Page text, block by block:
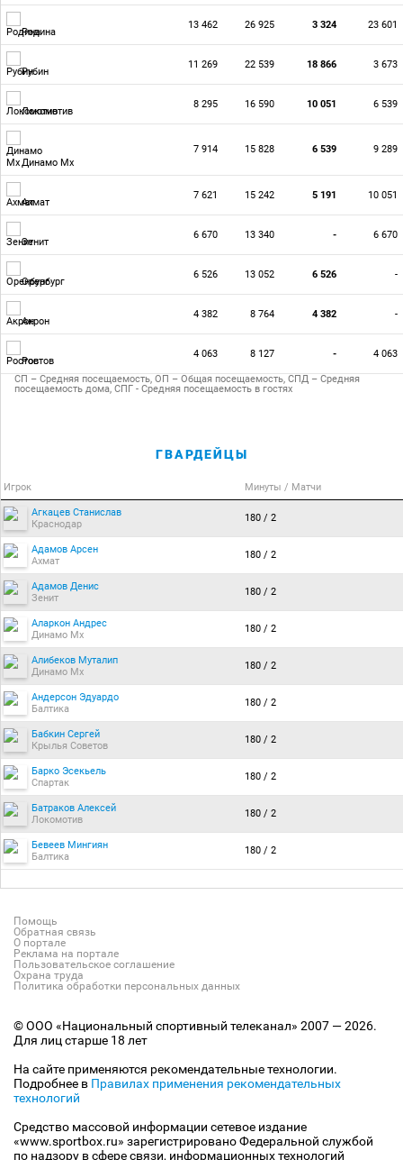
Родина
13 462 26 925 3 324 23 601
Рубин
11 269 22 539 18 866 3 673
Локомотив
8 295 16 590 10 051 6 539
Динамо Мх
7 914 15 828 6 539 9 289
Ахмат
7 621 15 242 5 191 10 051
Зенит
6 670 13 340 - 6 670
Оренбург
6 526 13 052 6 526 -
Акрон
4 382 8 764 4 382 -
Ростов
4 063 8 127 - 4 063
СП – Средняя посещаемость, ОП – Общая посещаемость, СПД – Средняя
посещаемость дома, СПГ - Средняя посещаемость в гостях
ГВАРДЕЙЦЫ
Игрок Минуты / Матчи
Агкацев Станислав
Краснодар
180 / 2
Адамов Арсен
Ахмат
180 / 2
Адамов Денис
Зенит
180 / 2
Аларкон Андрес
Динамо Мх
180 / 2
Алибеков Муталип
Динамо Мх
180 / 2
Андерсон Эдуардо
Балтика
180 / 2
Бабкин Сергей
Крылья Советов
180 / 2
Барко Эсекьель
Спартак
180 / 2
Батраков Алексей
Локомотив
180 / 2
Бевеев Мингиян
Балтика
180 / 2
Помощь
Обратная связь
О портале
Реклама на портале
Пользовательское соглашение
Охрана труда
Политика обработки персональных данных
© ООО «Национальный спортивный телеканал» 2007 — 2026.
Для лиц старше 18 лет
На сайте применяются рекомендательные технологии.
Подробнее в Правилах применения рекомендательных
технологий
Средство массовой информации сетевое издание
«www.sportbox.ru» зарегистрировано Федеральной службой
по надзору в сфере связи, информационных технологий